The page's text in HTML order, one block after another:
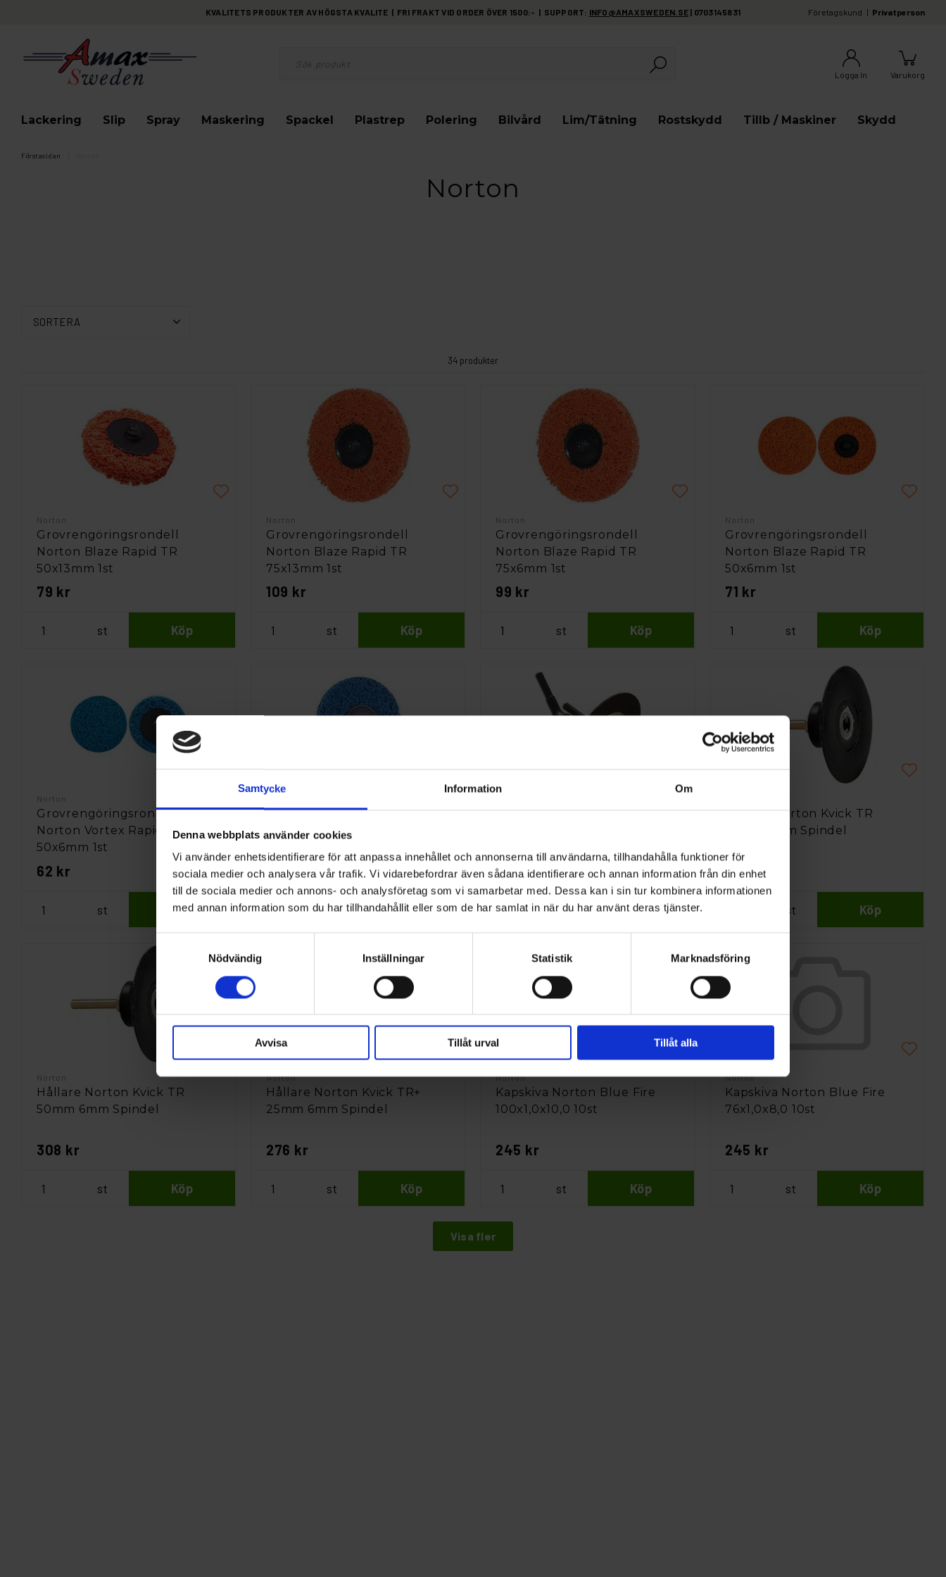
Samtycke Information Om
Denna webbplats använder cookies
Vi använder enhetsidentifierare för att anpassa innehållet och annonserna till användarna, tillhandahålla funktioner för
sociala medier och analysera vår trafik. Vi vidarebefordrar även sådana identifierare och annan information från din enhet
till de sociala medier och annons- och analysföretag som vi samarbetar med. Dessa kan i sin tur kombinera informationen
med annan information som du har tillhandahållit eller som de har samlat in när du har använt deras tjänster.
Nödvändig
Inställningar Statistik Marknadsföring
Avvisa Tillåt urval Tillåt alla
Företagskund Privatperson
KVALITETS PRODUKTER AV HÖGSTA KVALITE | FRI FRAKT VID ORDER ÖVER 1500:- | SUPPORT: INFO@AMAXSWEDEN.SE | 0703145831
Varukorg
Logga In
Lackering Slip Spray Maskering Spackel Plastrep Polering Bilvård Lim/Tätning Rostskydd Tillb / Maskiner Skydd
Förstasidan
Norton
SORTERA
34 produkter
Norton
Grovrengöringsrondell
Norton Blaze Rapid TR
50x13mm 1st
79 kr
st Köp
Norton
Grovrengöringsrondell
Norton Blaze Rapid TR
75x13mm 1st
109 kr
st Köp
Norton
Grovrengöringsrondell
Norton Blaze Rapid TR
75x6mm 1st
99 kr
st Köp
Norton
Grovrengöringsrondell
Norton Blaze Rapid TR
50x6mm 1st
71 kr
st Köp
Norton
Grovrengöringsrondell
Norton Vortex Rapid TR
50x6mm 1st
62 kr
st Köp
Grovrengöringsrondell
Norton Vortex Rapid TR
93 kr
st Köp
Hållare Kapskivor
311 kr
st Köp
Hållare Norton Kvick TR
25mm 6mm Spindel
266 kr
st Köp
Norton
Hållare Norton Kvick TR
50mm 6mm Spindel
308 kr
st Köp
Norton
Hållare Norton Kvick TR+
25mm 6mm Spindel
276 kr
st Köp
Norton
Kapskiva Norton Blue Fire
100x1,0x10,0 10st
245 kr
st Köp
Norton
Kapskiva Norton Blue Fire
76x1,0x8,0 10st
245 kr
st Köp
Visa fler